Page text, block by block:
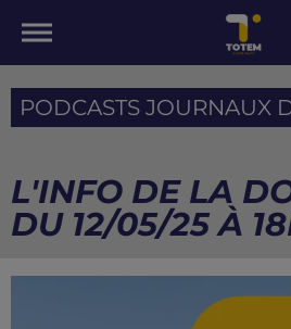
PODCASTS JOURNAUX
L'INFO DE LA
DU 12/05/25 À